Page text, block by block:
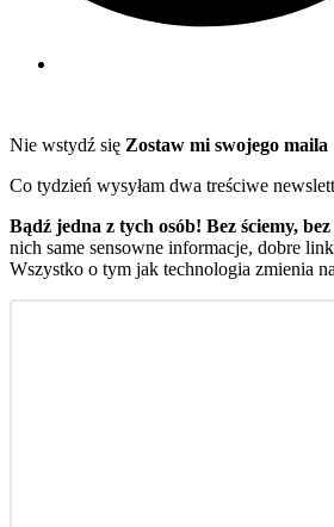
Nie wstydź się Zostaw mi swojego maila
Co tydzień wysyłam dwa treściwe
Bądź jedna z tych osób! Bez ściemy,
nich same sensowne informacje, dobre
Wszystko o tym jak technologia zmienia